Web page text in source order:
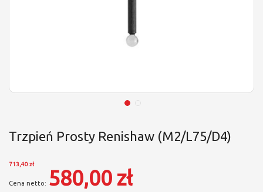
Trzpień Prosty Renishaw (M2/L75/D4)
713,40 zł
580,00 zł